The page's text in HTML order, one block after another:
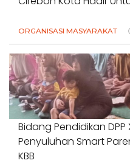
ORGANISASI MASYARAKAT
Bidang Pendidikan
Penyuluhan Smart
KBB